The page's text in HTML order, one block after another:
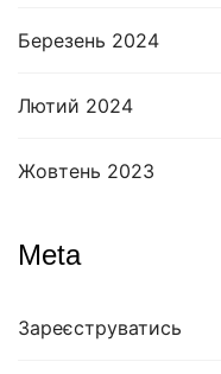
Березень 2024
Лютий 2024
Жовтень 2023
Meta
Зареєструватись